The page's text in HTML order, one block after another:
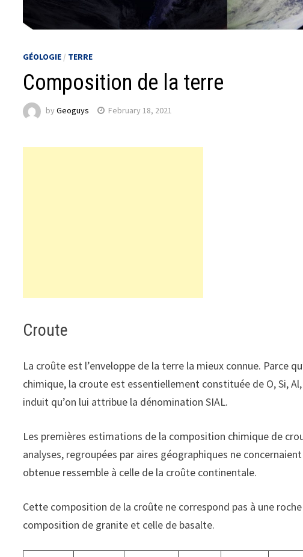
GÉOLOGIE / TERRE
Composition de la terre
byGeoguys February 18, 2021
Croute
La croûte est l’enveloppe de la terre la mieux connue. Parce
chimique, la croute est essentiellement constituée de O, Si,
induit qu’on lui attribue la dénomination SIAL.
Les premières estimations de la composition chimique de
analyses, regroupées par aires géographiques ne
obtenue ressemble à celle de la croûte continentale.
Cette composition de la croûte ne correspond pas à une
composition de granite et celle de basalte.